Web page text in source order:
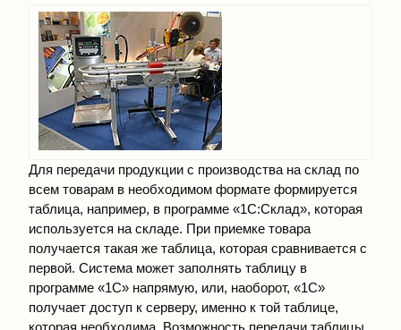
Для передачи продукции с производства на склад по
всем товарам в необходимом формате формируется
таблица, например, в программе «1С:Склад», которая
используется на складе. При приемке товара
получается такая же таблица, которая сравнивается с
первой. Система может заполнять таблицу в
программе «1С» напрямую, или, наоборот, «1С»
получает доступ к серверу, именно к той таблице,
которая необходима. Возможность передачи таблицы